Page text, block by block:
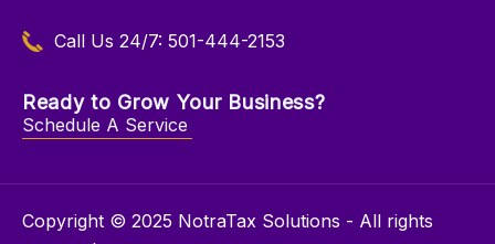
Call Us 24/7: 501-444-2153
Ready to Grow Your Business?
Schedule A Service
Copyright © 2025 NotraTax Solutions - All rights